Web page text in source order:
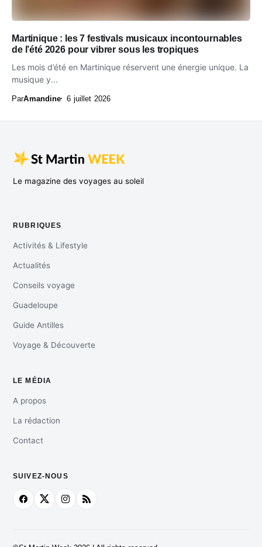
Martinique : les 7 festivals musicaux incontournables
de l’été 2026 pour vibrer sous les tropiques
Les mois d’été en Martinique réservent une énergie unique. La
musique y...
ParAmandine 6 juillet 2026
Le magazine des voyages au soleil
RUBRIQUES
Activités & Lifestyle
Actualités
Conseils voyage
Guadeloupe
Guide Antilles
Voyage & Découverte
LE MÉDIA
A propos
La rédaction
Contact
SUIVEZ-NOUS